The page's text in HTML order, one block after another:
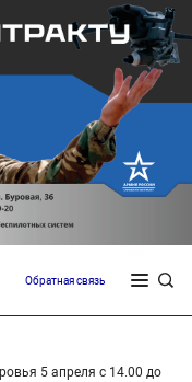
Обратная связь
5 апреля с 14.00 до